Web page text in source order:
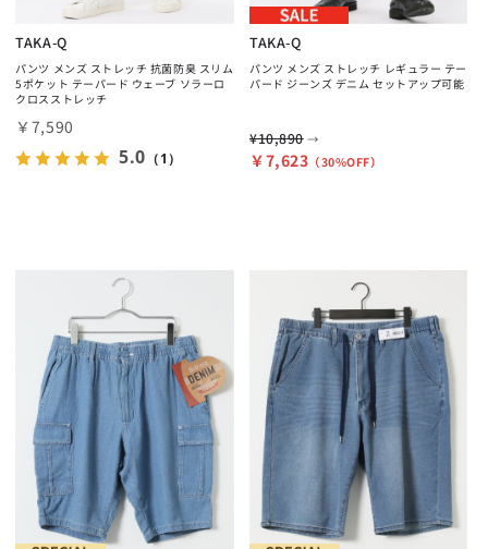
TAKA-Q
パンツ メンズ ストレッチ 抗菌防臭 スリム
5ポケット テーパード ウェーブ ソラーロ
クロスストレッチ
￥7,590
5.0 （1）
TAKA-Q
パンツ メンズ ストレッチ レギュラー テー
パード ジーンズ デニム セットアップ可能
¥10,890 →
￥7,623 （30%OFF）